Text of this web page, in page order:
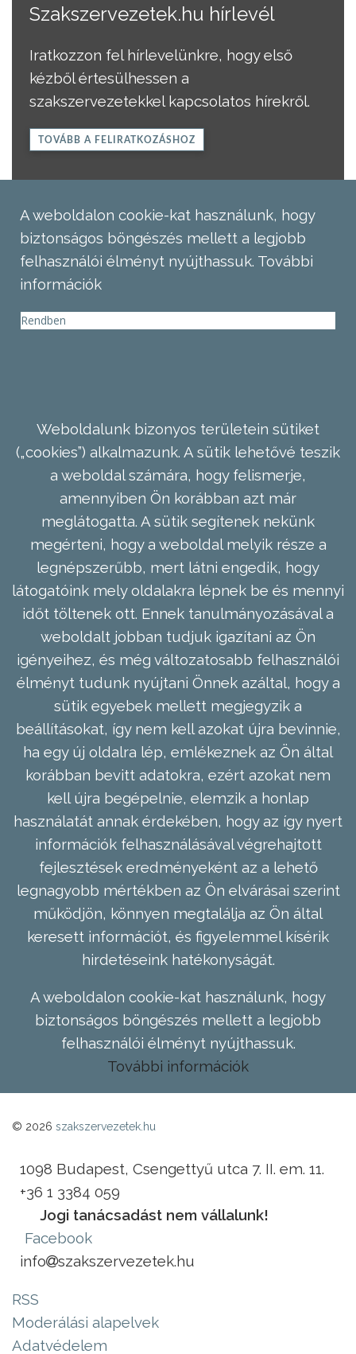
Szakszervezetek.hu hírlevél
Iratkozzon fel hírlevelünkre, hogy első
kézből értesülhessen a
szakszervezetekkel kapcsolatos hírekről.
TOVÁBB A FELIRATKOZÁSHOZ
A weboldalon cookie-kat használunk, hogy
biztonságos böngészés mellett a legjobb
felhasználói élményt nyújthassuk. További
információk
Rendben
Weboldalunk bizonyos területein sütiket
(„cookies”) alkalmazunk. A sütik lehetővé teszik
a weboldal számára, hogy felismerje,
amennyiben Ön korábban azt már
meglátogatta. A sütik segítenek nekünk
megérteni, hogy a weboldal melyik része a
legnépszerűbb, mert látni engedik, hogy
látogatóink mely oldalakra lépnek be és mennyi
időt töltenek ott. Ennek tanulmányozásával a
weboldalt jobban tudjuk igazítani az Ön
igényeihez, és még változatosabb felhasználói
élményt tudunk nyújtani Önnek azáltal, hogy a
sütik egyebek mellett megjegyzik a
beállításokat, így nem kell azokat újra bevinnie,
ha egy új oldalra lép, emlékeznek az Ön által
korábban bevitt adatokra, ezért azokat nem
kell újra begépelnie, elemzik a honlap
használatát annak érdekében, hogy az így nyert
információk felhasználásával végrehajtott
fejlesztések eredményeként az a lehető
legnagyobb mértékben az Ön elvárásai szerint
működjön, könnyen megtalálja az Ön által
keresett információt, és figyelemmel kísérik
hirdetéseink hatékonyságát.
A weboldalon cookie-kat használunk, hogy
biztonságos böngészés mellett a legjobb
felhasználói élményt nyújthassuk.
További információk
© 2026 szakszervezetek.hu
1098 Budapest, Csengettyű utca 7. II. em. 11.
+36 1 3384 059
Jogi tanácsadást nem vállalunk!
Facebook
info
szakszervezetek.hu
RSS
Moderálási alapelvek
Adatvédelem